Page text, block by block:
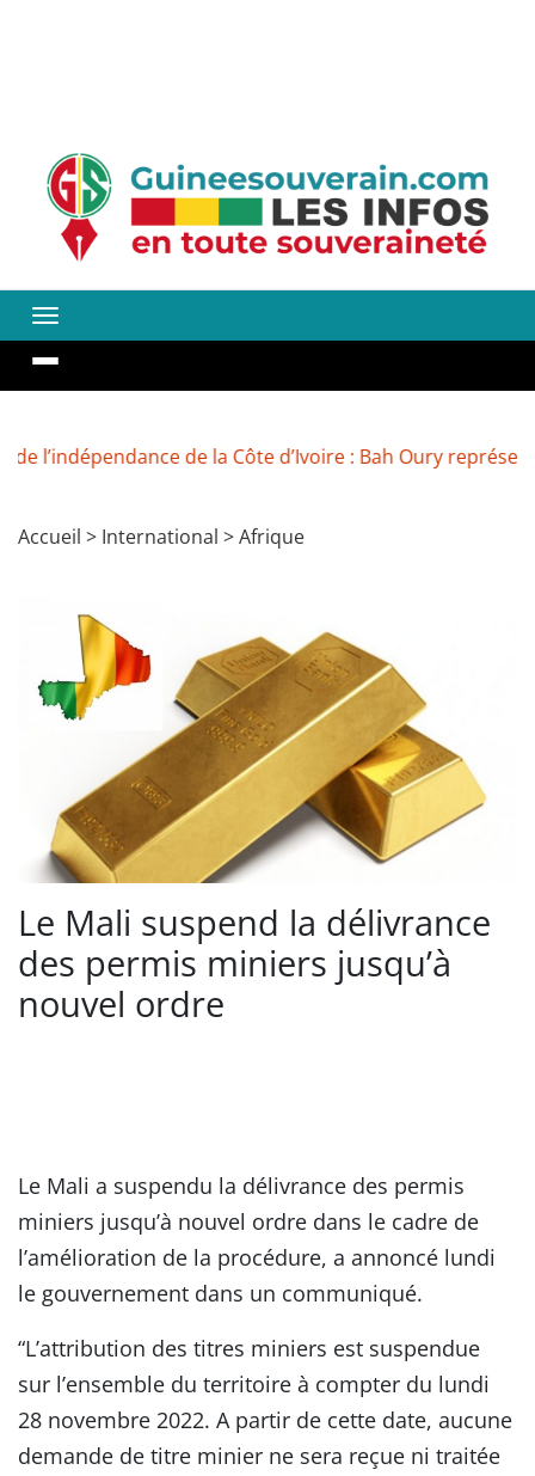
de la Côte d’Ivoire : Bah Oury représente
Accueil > International >Afrique
Le Mali suspend la délivrance
des permis miniers jusqu’à
nouvel ordre
Le Mali a suspendu la délivrance des permis
miniers jusqu’à nouvel ordre dans le cadre de
l’amélioration de la procédure, a annoncé lundi
le gouvernement dans un communiqué.
“L’attribution des titres miniers est suspendue
sur l’ensemble du territoire à compter du lundi
28 novembre 2022. A partir de cette date, aucune
demande de titre minier ne sera reçue ni traitée